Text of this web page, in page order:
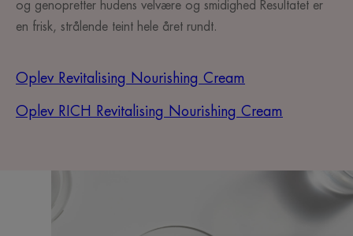
og genopretter hudens velvære og smidighed Resultatet er
en frisk, strålende teint hele året rundt.
Oplev Revitalising Nourishing Cream
Oplev RICH Revitalising Nourishing Cream